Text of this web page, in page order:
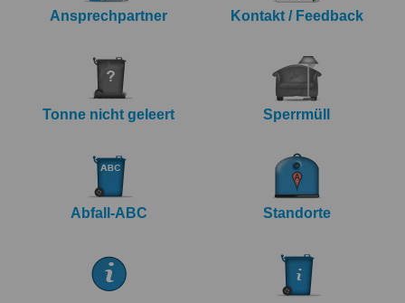
Ansprechpartner Kontakt / Feedback
Tonne nicht geleert Sperrmüll
Abfall-ABC Standorte